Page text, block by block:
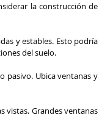
la construcción de
y estables. Esto podría
del suelo.
pasivo. Ubica ventanas y
vistas. Grandes ventanas